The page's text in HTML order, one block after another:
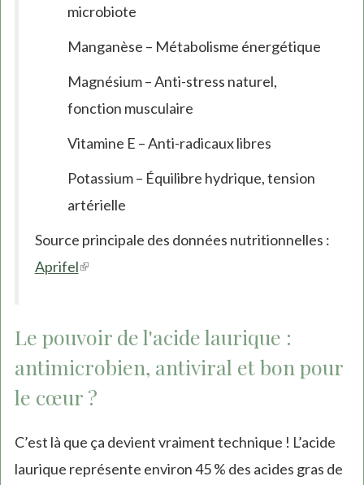
microbiote
Manganèse – Métabolisme énergétique
Magnésium – Anti-stress naturel,
fonction musculaire
Vitamine E – Anti-radicaux libres
Potassium – Équilibre hydrique, tension
artérielle
Source principale des données nutritionnelles :
Aprifel(link
Le pouvoir de l'acide laurique :
antimicrobien, antiviral et bon pour
le cœur ?
C’est là que ça devient vraiment technique ! L’acide
laurique représente environ 45 % des acides gras de